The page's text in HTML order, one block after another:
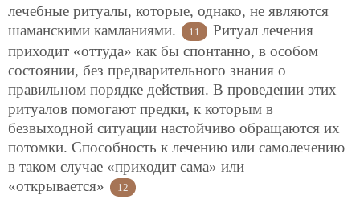
лечебные ритуалы, которые, однако, не являются
шаманскими камланиями.
11
Ритуал лечения
приходит «оттуда» как бы спонтанно, в особом
состоянии, без предварительного знания о
правильном порядке действия. В проведении этих
ритуалов помогают предки, к которым в
безвыходной ситуации настойчиво обращаются их
потомки. Способность к лечению или самолечению
в таком случае «приходит сама» или
«открывается»
12